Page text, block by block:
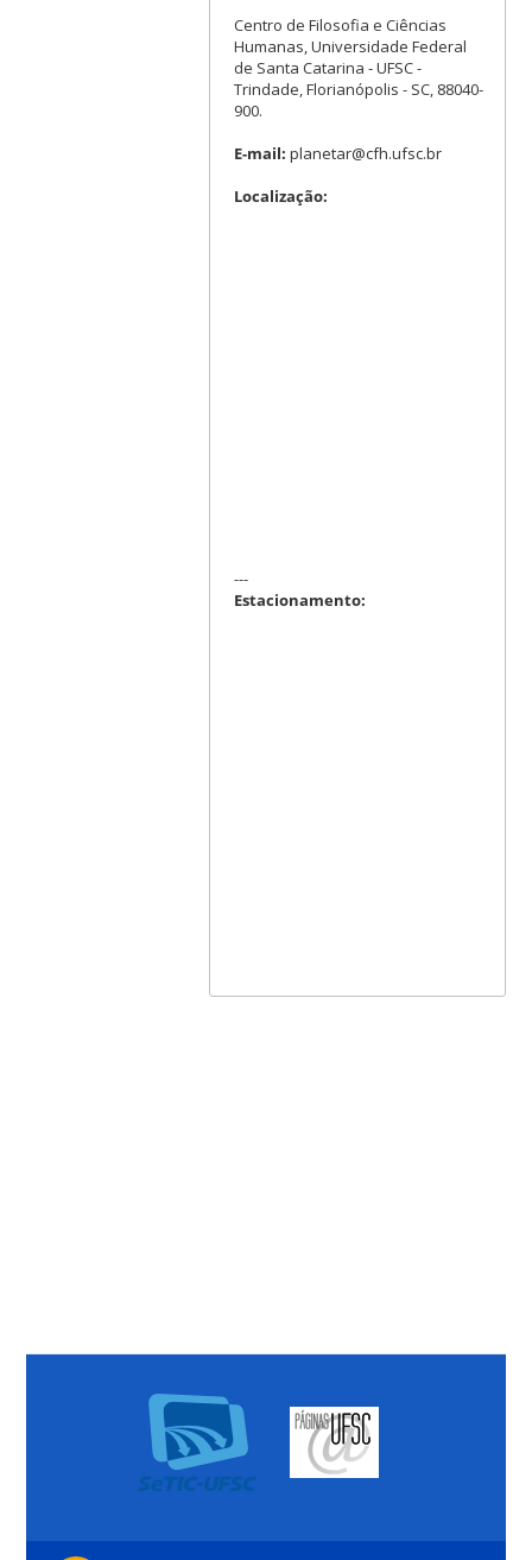
Centro de Filosofia e Ciências
Humanas, Universidade Federal
de Santa Catarina - UFSC -
Trindade, Florianópolis - SC, 88040-
900.
E-mail: planetar@cfh.ufsc.br
Localização:
---
Estacionamento: